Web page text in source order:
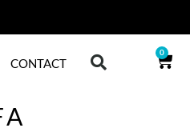
CONTACT
0